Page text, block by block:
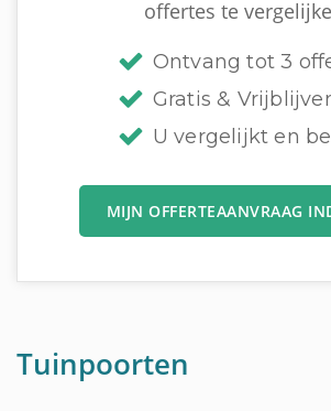
offertes te
Ontvang tot 3
Gratis &
U vergelijkt en
MIJN OFFERTEAANVRAAG
Tuinpoorten